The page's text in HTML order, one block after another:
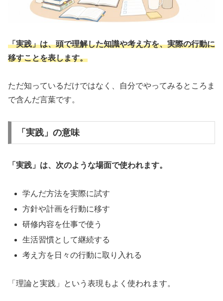
「実践」は、頭で理解した知識や考え方を、実際の行動に
移すことを表します。
ただ知っているだけではなく、自分でやってみるところま
で含んだ言葉です。
「実践」の意味
「実践」は、次のような場面で使われます。
学んだ方法を実際に試す
方針や計画を行動に移す
研修内容を仕事で使う
生活習慣として継続する
考え方を日々の行動に取り入れる
「理論と実践」という表現もよく使われます。